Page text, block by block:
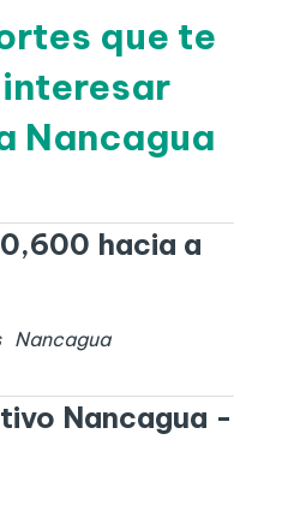
que te
Nancagua
hacia a
Nancagua
Nancagua -